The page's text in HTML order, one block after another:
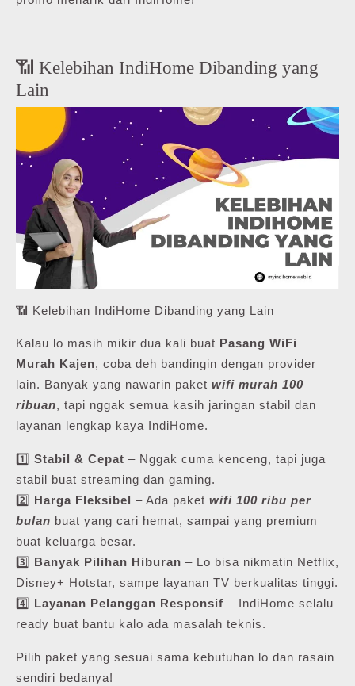
📶 Kelebihan IndiHome Dibanding yang
Lain
📶 Kelebihan IndiHome Dibanding yang Lain
Kalau lo masih mikir dua kali buat Pasang WiFi
Murah Kajen, coba deh bandingin dengan provider
lain. Banyak yang nawarin paket wifi murah 100
ribuan, tapi nggak semua kasih jaringan stabil dan
layanan lengkap kaya IndiHome.
1️⃣ Stabil & Cepat – Nggak cuma kenceng, tapi juga
stabil buat streaming dan gaming.
2️⃣ Harga Fleksibel – Ada paket wifi 100 ribu per
bulan buat yang cari hemat, sampai yang premium
buat keluarga besar.
3️⃣ Banyak Pilihan Hiburan – Lo bisa nikmatin Netflix,
Disney+ Hotstar, sampe layanan TV berkualitas tinggi.
4️⃣ Layanan Pelanggan Responsif – IndiHome selalu
ready buat bantu kalo ada masalah teknis.
Pilih paket yang sesuai sama kebutuhan lo dan rasain
sendiri bedanya!